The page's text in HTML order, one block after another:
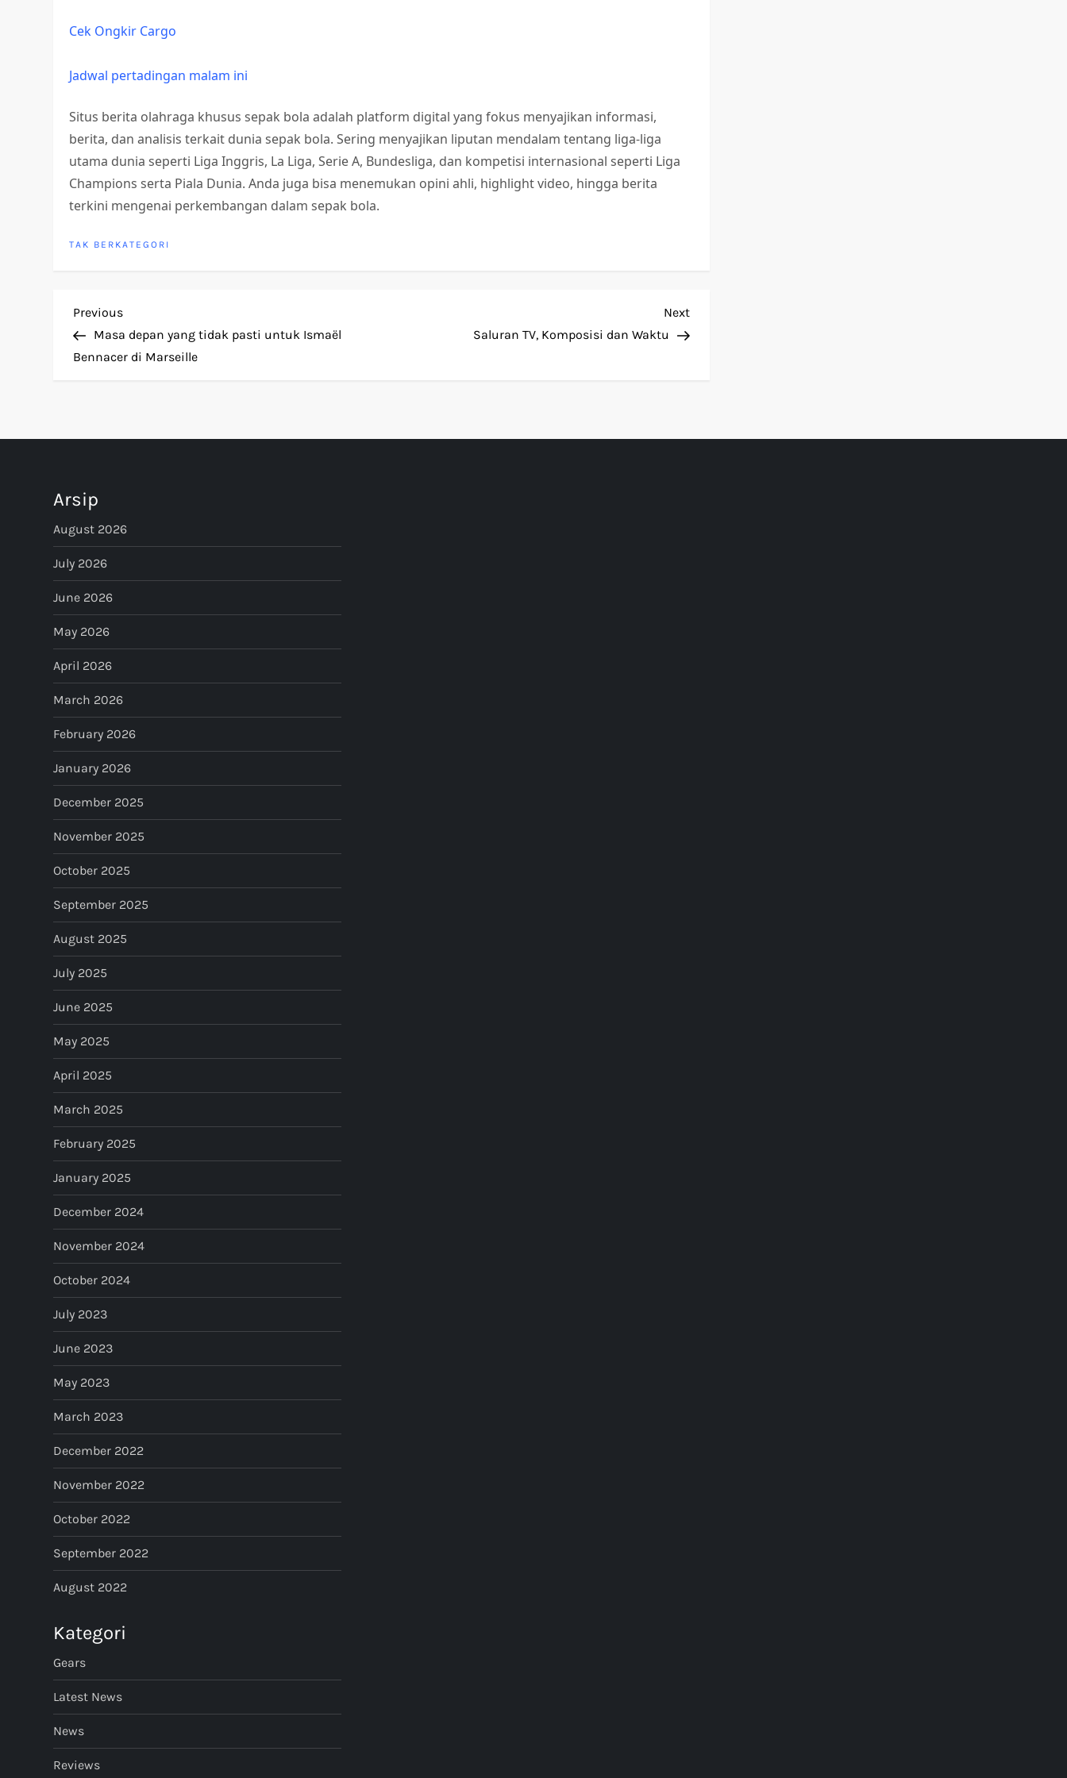
Cek Ongkir Cargo
Jadwal pertadingan malam ini
Situs berita olahraga khusus sepak bola adalah platform digital yang fokus menyajikan informasi,
berita, dan analisis terkait dunia sepak bola. Sering menyajikan liputan mendalam tentang liga-liga
utama dunia seperti Liga Inggris, La Liga, Serie A, Bundesliga, dan kompetisi internasional seperti Liga
Champions serta Piala Dunia. Anda juga bisa menemukan opini ahli, highlight video, hingga berita
terkini mengenai perkembangan dalam sepak bola.
TAK BERKATEGORI
P
o
t
a
v
i
g
a
t
i
o
n
Previous
Post
Previous
Masa depan yang tidak pasti untuk Ismaël
Bennacer di Marseille
Next
Post
Next
Saluran TV, Komposisi dan Waktu
Arsip
August 2026
July 2026
June 2026
May 2026
April 2026
March 2026
February 2026
January 2026
December 2025
November 2025
October 2025
September 2025
August 2025
July 2025
June 2025
May 2025
April 2025
March 2025
February 2025
January 2025
December 2024
November 2024
October 2024
July 2023
June 2023
May 2023
March 2023
December 2022
November 2022
October 2022
September 2022
August 2022
Kategori
Gears
Latest News
News
Reviews